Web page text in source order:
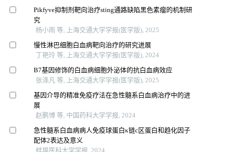
Pikfyve抑制剂靶向治疗sting通路缺陷黑色素瘤的机制研
究
杨小雨 等, 上海交通大学学报(医学版), 2025
慢性淋巴细胞白血病靶向治疗的研究进展
丁艳玲 等, 上海交通大学学报(医学版), 2024
B7基因修饰的白血病细胞外泌体的抗白血病效应
张涤凡 等, 上海交通大学学报(医学版), 2025
基因介导的精准免疫疗法在急性髓系白血病治疗中的进
展
赵鹏博 等, 中国药科大学学报, 2024
急性髓系白血病病人免疫球蛋白κ链c区蛋白和趋化因子
配体2表达及意义
蚌埠医科大学学报, 2024